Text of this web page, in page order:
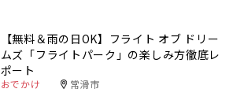
【無料＆雨の日OK】フライト オブ ドリー
ムズ「フライトパーク」の楽しみ方徹底レ
ポート
おでかけ 常滑市